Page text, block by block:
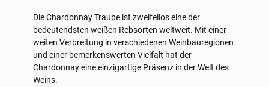
Die Chardonnay Traube ist zweifellos eine der
bedeutendsten weißen Rebsorten weltweit. Mit einer
weiten Verbreitung in verschiedenen Weinbauregionen
und einer bemerkenswerten Vielfalt hat der
Chardonnay eine einzigartige Präsenz in der Welt des
Weins.